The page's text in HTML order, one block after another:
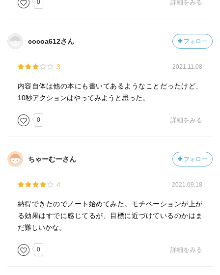
0 詳細をみる
cocoa612さん フォロー
3 2021.11.08
内容自体は他の本にも書いてあるようなことだったけど、
10秒アクションはやってみようと思った。
0 詳細をみる
ちゃーむーさん フォロー
4 2021.09.18
納得できたのでノート始めてみた。モチベーションが上が
る効果はすでに感じてるが、目標に近づけているのかはま
だ難しいかな。
0 詳細をみる